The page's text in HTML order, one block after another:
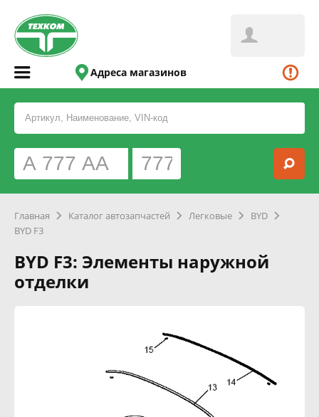
Адреса магазинов
Главная Каталог автозапчастей Легковые
BYD
BYD F3
BYD F3: Элементы наружной
отделки